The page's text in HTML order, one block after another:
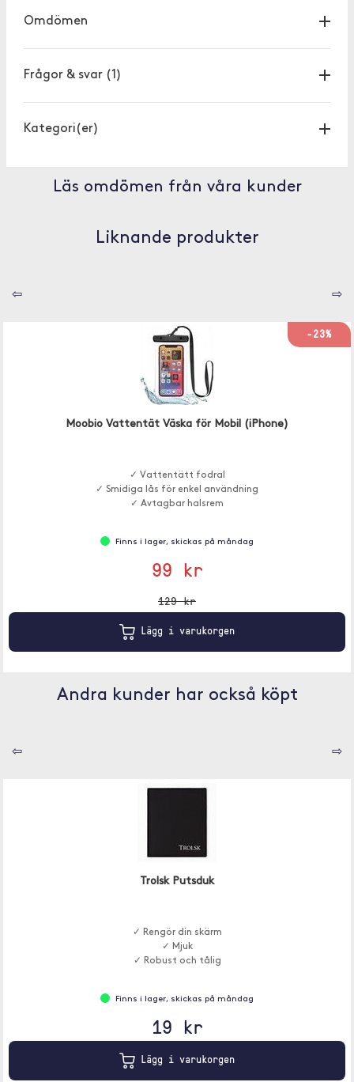
Omdömen
Frågor & svar (1)
Kategori(er)
Läs omdömen från våra kunder
Liknande produkter
⇦ ⇨
-23%
Moobio Vattentät Väska för Mobil (iPhone)
✓ Vattentätt fodral
✓ Smidiga lås för enkel användning
✓ Avtagbar halsrem
Finns i lager, skickas på måndag
99 kr
129 kr
Lägg i varukorgen
Andra kunder har också köpt
⇦ ⇨
Trolsk Putsduk
✓ Rengör din skärm
✓ Mjuk
✓ Robust och tålig
Finns i lager, skickas på måndag
19 kr
Lägg i varukorgen